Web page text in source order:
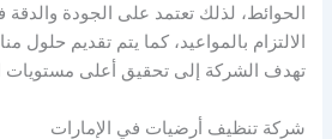
الحوائط، لذلك تعتمد على الجودة والدقة
الالتزام بالمواعيد، كما يتم تقديم حلول
تهدف الشركة إلى تحقيق أعلى مستويات
شركة تنظيف أرضيات في الإمارات